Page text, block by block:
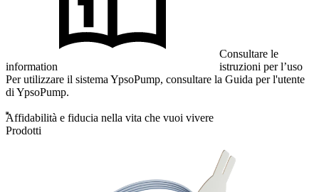
information
Consultare le
istruzioni per l’uso
Per utilizzare il sistema YpsoPump, consultare la Guida per l'utente
di YpsoPump.
Affidabilità e fiducia nella vita che vuoi vivere
Prodotti